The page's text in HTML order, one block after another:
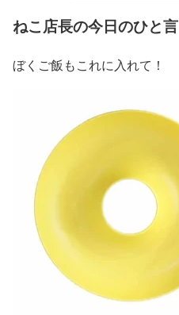
ねこ店長の今日のひと言
ぼくご飯もこれに入れて！